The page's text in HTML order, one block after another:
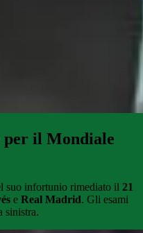
per il Mondiale
suo infortunio rimediato il 21
e Real Madrid. Gli esami
sinistra.